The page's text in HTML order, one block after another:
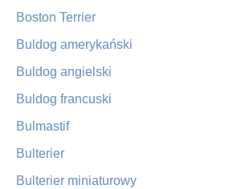
Boston Terrier
Buldog amerykański
Buldog angielski
Buldog francuski
Bulmastif
Bulterier
Bulterier miniaturowy